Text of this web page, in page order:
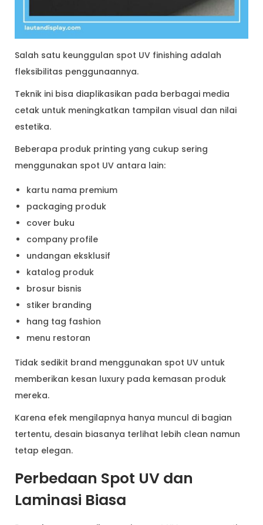
Salah satu keunggulan spot UV finishing adalah
fleksibilitas penggunaannya.
Teknik ini bisa diaplikasikan pada berbagai media
cetak untuk meningkatkan tampilan visual dan nilai
estetika.
Beberapa produk printing yang cukup sering
menggunakan spot UV antara lain:
kartu nama premium
packaging produk
cover buku
company profile
undangan eksklusif
katalog produk
brosur bisnis
stiker branding
hang tag fashion
menu restoran
Tidak sedikit brand menggunakan spot UV untuk
memberikan kesan luxury pada kemasan produk
mereka.
Karena efek mengilapnya hanya muncul di bagian
tertentu, desain biasanya terlihat lebih clean namun
tetap elegan.
Perbedaan Spot UV dan
Laminasi Biasa